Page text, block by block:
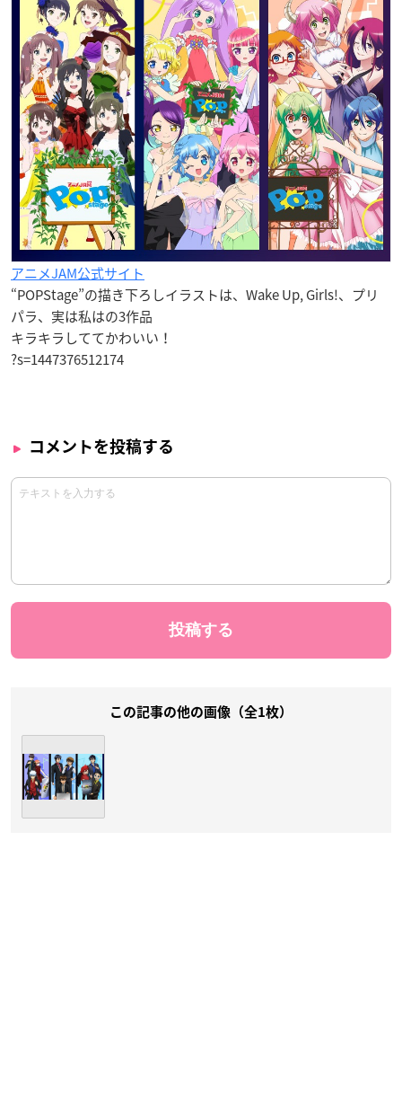
アニメJAM公式サイト
“POPStage”の描き下ろしイラストは、Wake Up, Girls!、プリ
パラ、実は私はの3作品
キラキラしててかわいい！
?s=1447376512174
コメントを投稿する
この記事の他の画像（全1枚）